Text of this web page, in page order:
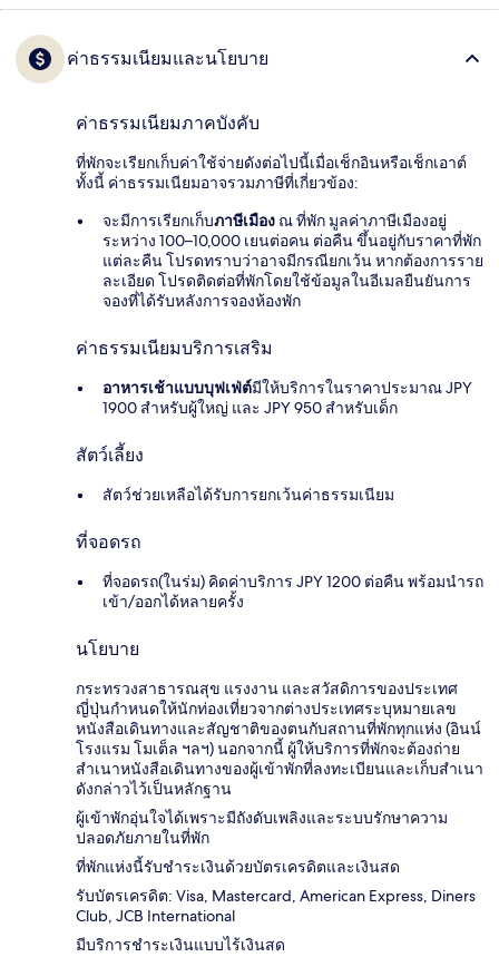
ค่าธรรมเนียมและนโยบาย
ค่าธรรมเนียมภาคบังคับ
ที่พักจะเรียกเก็บค่าใช้จ่ายดังต่อไปนี้เมื่อเช็กอินหรือเช็กเอาต์
ทั้งนี้ ค่าธรรมเนียมอาจรวมภาษีที่เกี่ยวข้อง:
จะมีการเรียกเก็บภาษีเมือง ณ ที่พัก มูลค่าภาษีเมืองอยู่
ระหว่าง 100–10,000 เยนต่อคน ต่อคืน ขึ้นอยู่กับราคาที่พัก
แต่ละคืน โปรดทราบว่าอาจมีกรณียกเว้น หากต้องการราย
ละเอียด โปรดติดต่อที่พักโดยใช้ข้อมูลในอีเมลยืนยันการ
จองที่ได้รับหลังการจองห้องพัก
ค่าธรรมเนียมบริการเสริม
อาหารเช้าแบบบุฟเฟ่ต์มีให้บริการในราคาประมาณ JPY
1900 สำหรับผู้ใหญ่ และ JPY 950 สำหรับเด็ก
สัตว์เลี้ยง
สัตว์ช่วยเหลือได้รับการยกเว้นค่าธรรมเนียม
ที่จอดรถ
ที่จอดรถ(ในร่ม) คิดค่าบริการ JPY 1200 ต่อคืน พร้อมนำรถ
เข้า/ออกได้หลายครั้ง
นโยบาย
กระทรวงสาธารณสุข แรงงาน และสวัสดิการของประเทศ
ญี่ปุ่นกำหนดให้นักท่องเที่ยวจากต่างประเทศระบุหมายเลข
หนังสือเดินทางและสัญชาติของตนกับสถานที่พักทุกแห่ง (อินน์
โรงแรม โมเต็ล ฯลฯ) นอกจากนี้ ผู้ให้บริการที่พักจะต้องถ่าย
สำเนาหนังสือเดินทางของผู้เข้าพักที่ลงทะเบียนและเก็บสำเนา
ดังกล่าวไว้เป็นหลักฐาน
ผู้เข้าพักอุ่นใจได้เพราะมีถังดับเพลิงและระบบรักษาความ
ปลอดภัยภายในที่พัก
ที่พักแห่งนี้รับชำระเงินด้วยบัตรเครดิตและเงินสด
รับบัตรเครดิต: Visa, Mastercard, American Express, Diners
Club, JCB International
มีบริการชำระเงินแบบไร้เงินสด